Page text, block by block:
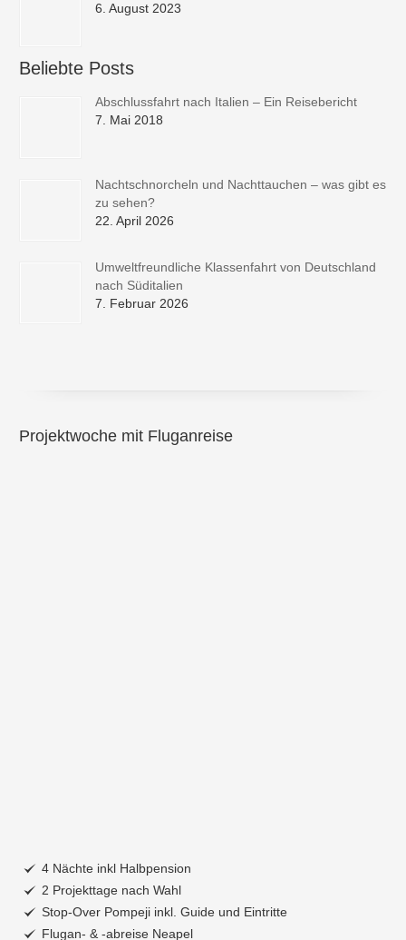
6. August 2023
Beliebte Posts
Abschlussfahrt nach Italien – Ein Reisebericht
7. Mai 2018
Nachtschnorcheln und Nachttauchen – was gibt es
zu sehen?
22. April 2026
Umweltfreundliche Klassenfahrt von Deutschland
nach Süditalien
7. Februar 2026
Projektwoche mit Fluganreise
4 Nächte inkl Halbpension
2 Projekttage nach Wahl
Stop-Over Pompeji inkl. Guide und Eintritte
Flugan- & -abreise Neapel